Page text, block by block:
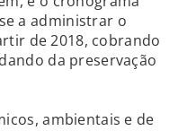
a administrar o
de 2018, cobrando
da preservação
ambientais e de